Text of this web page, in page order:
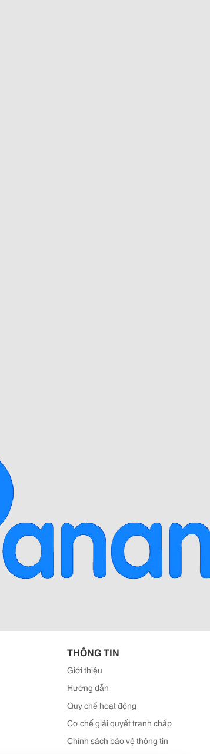
THÔNG TIN
Giới thiệu
Hướng dẫn
Quy chế hoạt động
Cơ chế giải quyết tranh chấp
Chính sách bảo vệ thông tin